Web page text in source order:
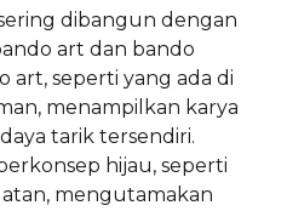
dibangun dengan
art dan bando
art, seperti yang ada di
menampilkan karya
tarik tersendiri.
hijau, seperti
mengutamakan